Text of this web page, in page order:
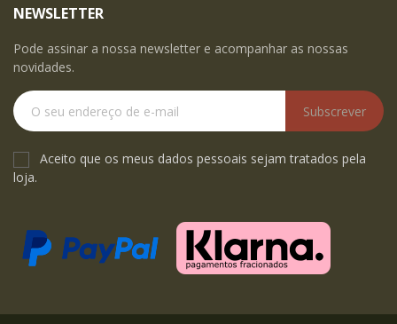
NEWSLETTER
Pode assinar a nossa newsletter e acompanhar as nossas
novidades.
Subscrever
Aceito que os meus dados pessoais sejam tratados pela
loja.